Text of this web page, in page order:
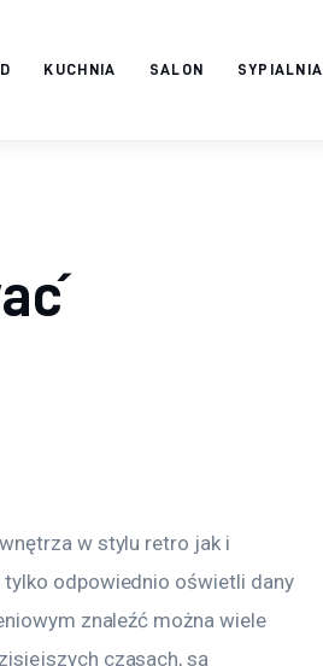
KUCHNIA SALON SYPIALNIA
w stylu retro jak i
odpowiednio oświetli dany
znaleźć można wiele
czasach, są